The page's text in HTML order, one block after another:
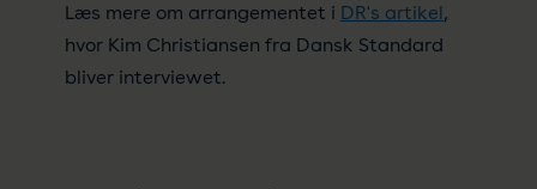
Læs mere om arrangementet i DR's artikel,
hvor Kim Christiansen fra Dansk Standard
bliver interviewet.